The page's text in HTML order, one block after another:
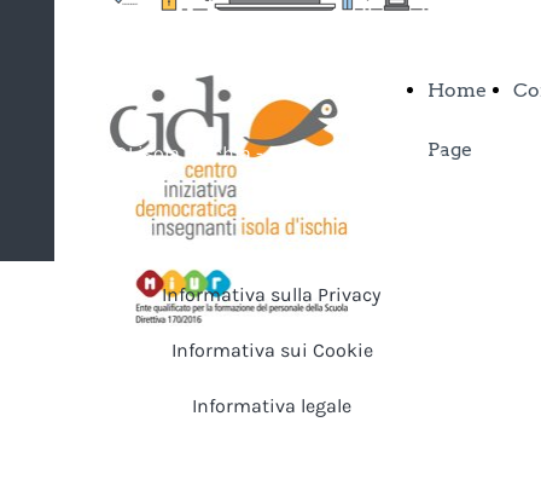
CIDI isola d'Ischia - Sito in allestimento
Informativa sulla Privacy
Informativa sui Cookie
Informativa legale
Home
Page